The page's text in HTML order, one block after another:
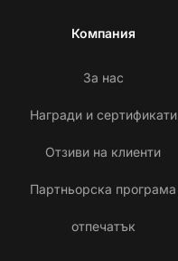
Компания
За нас
Награди и сертификати
Отзиви на клиенти
Партньорска програма
отпечатък